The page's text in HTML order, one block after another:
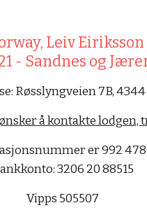
Leiv
- Sandnes og
Røsslyngveien 7B,
å kontakte lodgen,
er 992 478
3206 20 88515
Vipps 505507